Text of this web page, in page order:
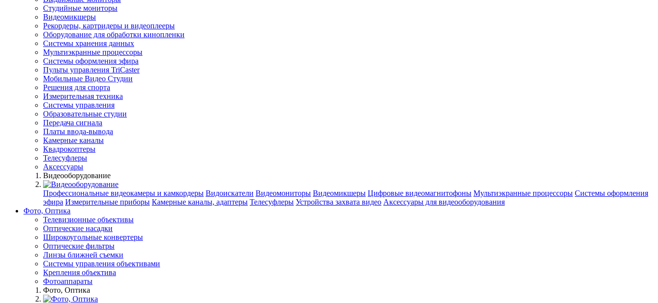
Студийные мониторы
Видеомикшеры
Рекордеры, картридеры и видеоплееры
Оборудование для обработки кинопленки
Системы хранения данных
Мультиэкранные процессоры
Системы оформления эфира
Пульты управления TriCaster
Мобильные Видео Студии
Решения для спорта
Измерительная техника
Системы управления
Образовательные студии
Передача сигнала
Платы ввода-вывода
Камерные каналы
Квадрокоптеры
Телесуфлеры
Аксессуары
Видеооборудование
Профессиональные видеокамеры и камкордеры Видоискатели Видеомониторы Видеомикшеры Цифровые видеомагнитофоны Мультиэкранные процессоры Системы оформления
эфира Измерительные приборы Камерные каналы, адаптеры Телесуфлеры Устройства захвата видео Аксессуары для видеооборудования
Фото, Оптика
Телевизионные объективы
Оптические насадки
Широкоугольные конвертеры
Оптические фильтры
Линзы ближней съемки
Системы управления объективами
Крепления объектива
Фотоаппараты
Фото, Оптика